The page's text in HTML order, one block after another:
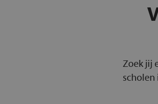
Zoek jij